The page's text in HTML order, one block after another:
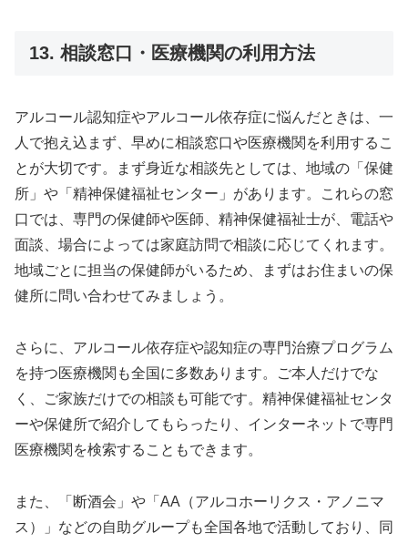
13. 相談窓口・医療機関の利用方法
アルコール認知症やアルコール依存症に悩んだときは、一
人で抱え込まず、早めに相談窓口や医療機関を利用するこ
とが大切です。まず身近な相談先としては、地域の「保健
所」や「精神保健福祉センター」があります。これらの窓
口では、専門の保健師や医師、精神保健福祉士が、電話や
面談、場合によっては家庭訪問で相談に応じてくれます。
地域ごとに担当の保健師がいるため、まずはお住まいの保
健所に問い合わせてみましょう。
さらに、アルコール依存症や認知症の専門治療プログラム
を持つ医療機関も全国に多数あります。ご本人だけでな
く、ご家族だけでの相談も可能です。精神保健福祉センタ
ーや保健所で紹介してもらったり、インターネットで専門
医療機関を検索することもできます。
また、「断酒会」や「AA（アルコホーリクス・アノニマ
ス）」などの自助グループも全国各地で活動しており、同